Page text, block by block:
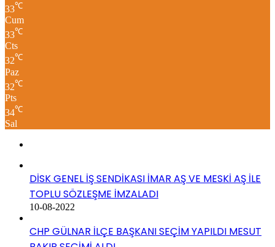
33℃
Cum
33℃
Cts
32℃
Paz
32℃
Pts
34℃
Sal
DİSK GENEL İŞ SENDİKASI İMAR AŞ VE MESKİ AŞ İLE
TOPLU SÖZLEŞME İMZALADI
10-08-2022
CHP GÜLNAR İLÇE BAŞKANI SEÇİM YAPILDI MESUT